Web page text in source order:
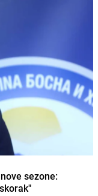
sezone: